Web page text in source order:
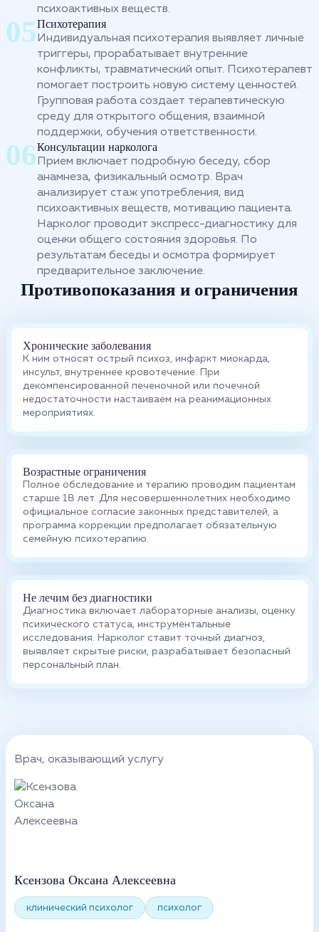
психоактивных веществ.
Психотерапия
Индивидуальная психотерапия выявляет личные
триггеры, прорабатывает внутренние
конфликты, травматический опыт. Психотерапевт
помогает построить новую систему ценностей.
Групповая работа создает терапевтическую
среду для открытого общения, взаимной
поддержки, обучения ответственности.
Консультации нарколога
Прием включает подробную беседу, сбор
анамнеза, физикальный осмотр. Врач
анализирует стаж употребления, вид
психоактивных веществ, мотивацию пациента.
Нарколог проводит экспресс-диагностику для
оценки общего состояния здоровья. По
результатам беседы и осмотра формирует
предварительное заключение.
Противопоказания и ограничения
Хронические заболевания
К ним относят острый психоз, инфаркт миокарда,
инсульт, внутреннее кровотечение. При
декомпенсированной печеночной или почечной
недостаточности настаиваем на реанимационных
мероприятиях.
Возрастные ограничения
Полное обследование и терапию проводим пациентам
старше 18 лет. Для несовершеннолетних необходимо
официальное согласие законных представителей, а
программа коррекции предполагает обязательную
семейную психотерапию.
Не лечим без диагностики
Диагностика включает лабораторные анализы, оценку
психического статуса, инструментальные
исследования. Нарколог ставит точный диагноз,
выявляет скрытые риски, разрабатывает безопасный
персональный план.
Врач, оказывающий услугу
Ксензова Оксана Алексеевна
клинический психолог психолог